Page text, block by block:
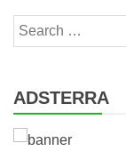
Search
for:
ADSTERRA